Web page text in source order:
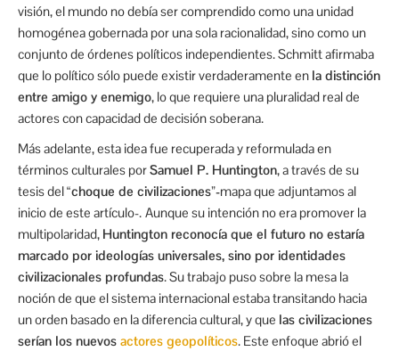
visión, el mundo no debía ser comprendido como una unidad
homogénea gobernada por una sola racionalidad, sino como un
conjunto de órdenes políticos independientes. Schmitt afirmaba
que lo político sólo puede existir verdaderamente en la distinción
entre amigo y enemigo, lo que requiere una pluralidad real de
actores con capacidad de decisión soberana.
Más adelante, esta idea fue recuperada y reformulada en
términos culturales porSamuel P. Huntington, a través de su
tesis del“choque de civilizaciones”-mapa que adjuntamos al
inicio de este artículo-. Aunque su intención no era promover la
multipolaridad, Huntington reconocía que el futuro no estaría
marcado por ideologías universales, sino por identidades
civilizacionales profundas. Su trabajo puso sobre la mesa la
noción de que el sistema internacional estaba transitando hacia
un orden basado en la diferencia cultural, y que las civilizaciones
serían los nuevos actores geopolíticos. Este enfoque abrió el